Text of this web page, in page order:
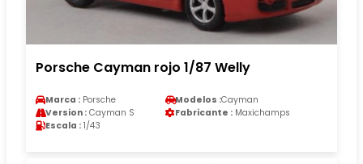
Porsche Cayman rojo 1/87 Welly
Marca : Porsche Modelos :Cayman
Version : Cayman S Fabricante : Maxichamps
Escala : 1/43